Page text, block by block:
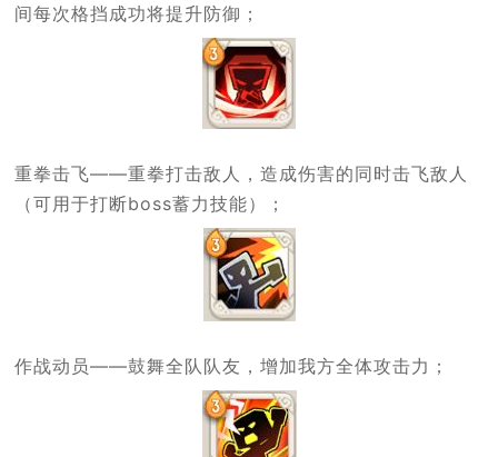
间每次格挡成功将提升防御；
重拳击飞——重拳打击敌人，造成伤害的同时击飞敌人
（可用于打断boss蓄力技能）；
作战动员——鼓舞全队队友，增加我方全体攻击力；